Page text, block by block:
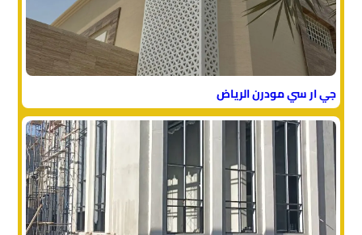
جي ار سي مودرن الرياض